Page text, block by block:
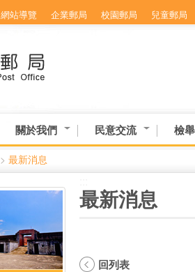
網站導覽 企業郵局 校園郵局 兒童郵局
關於我們 民意交流 檢
> 最新消息
最新消息
回列表